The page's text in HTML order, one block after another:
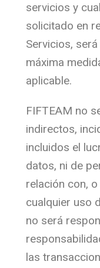
servicios y
solicitado en
Servicios,
máxima
aplicable.
FIFTEAM no
indirectos,
incluidos el
datos, ni de
relación con,
cualquier uso
no será
las